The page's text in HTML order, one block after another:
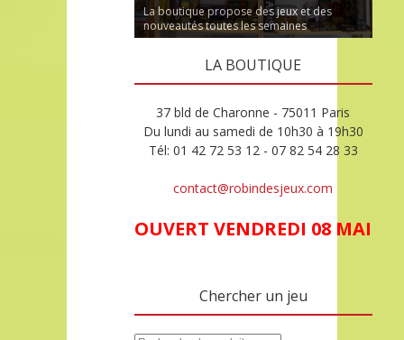
La boutique propose des jeux et des
nouveautés toutes les semaines
LA BOUTIQUE
37 bld de Charonne - 75011 Paris
Du lundi au samedi de 10h30 à 19h30
Tél: 01 42 72 53 12 - 07 82 54 28 33
contact@robindesjeux.com
OUVERT VENDREDI 08 MAI
Chercher un jeu